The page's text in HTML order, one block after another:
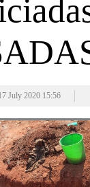
July 2020 15:56